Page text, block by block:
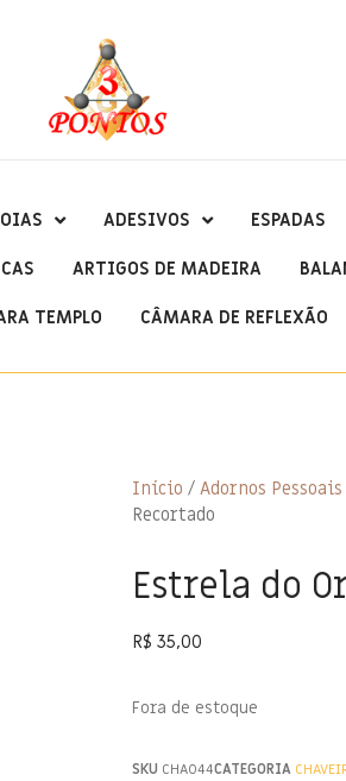
ADESIVOS ESPADAS
ARTIGOS DE MADEIRA
TEMPLO CÂMARA DE REFLEXÃO
Início / Adornos Pessoais
Recortado
Estrela do
R$ 35,00
Fora de estoque
SKU CHA044CATEGORIA